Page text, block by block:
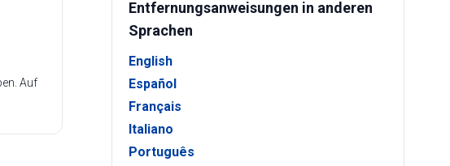
Auf
Entfernungsanweisungen in anderen
Sprachen
English
Español
Français
Italiano
Português